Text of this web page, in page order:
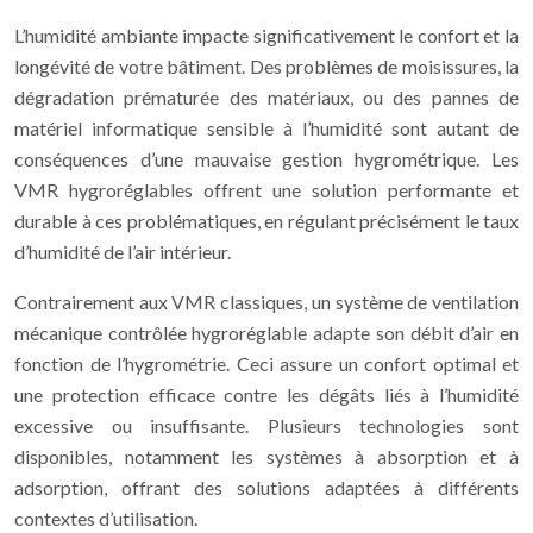
L’humidité ambiante impacte significativement le confort et la
longévité de votre bâtiment. Des problèmes de moisissures, la
dégradation prématurée des matériaux, ou des pannes de
matériel informatique sensible à l’humidité sont autant de
conséquences d’une mauvaise gestion hygrométrique. Les
VMR hygroréglables offrent une solution performante et
durable à ces problématiques, en régulant précisément le taux
d’humidité de l’air intérieur.
Contrairement aux VMR classiques, un système de ventilation
mécanique contrôlée hygroréglable adapte son débit d’air en
fonction de l’hygrométrie. Ceci assure un confort optimal et
une protection efficace contre les dégâts liés à l’humidité
excessive ou insuffisante. Plusieurs technologies sont
disponibles, notamment les systèmes à absorption et à
adsorption, offrant des solutions adaptées à différents
contextes d’utilisation.